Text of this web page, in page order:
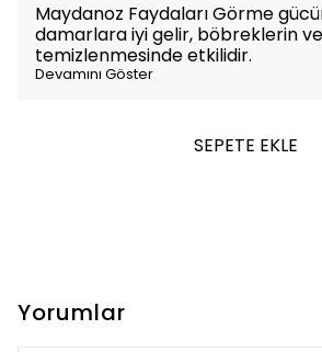
Maydanoz Faydaları Görme
damarlara iyi gelir, böbreklerin
temizlenmesinde etkilidir.
Devamını Göster
SEPETE EKLE
Yorumlar